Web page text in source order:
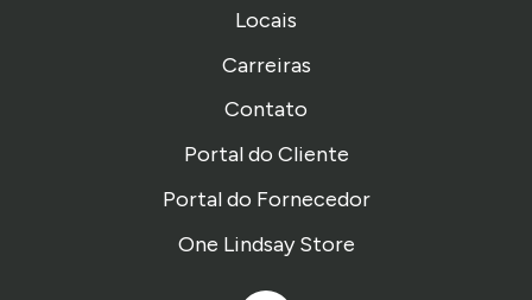
Locais
Carreiras
Contato
Portal do Cliente
Portal do Fornecedor
One Lindsay Store